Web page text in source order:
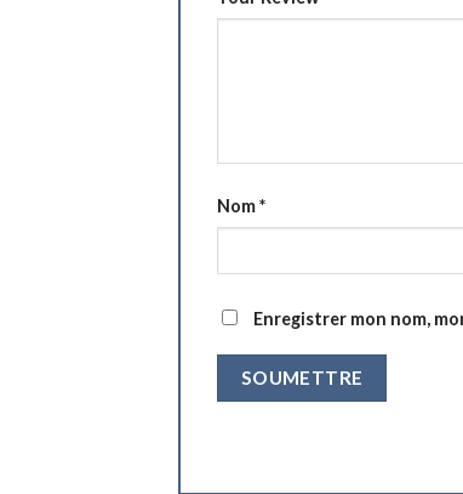
Nom*
Enregistrer mon nom,